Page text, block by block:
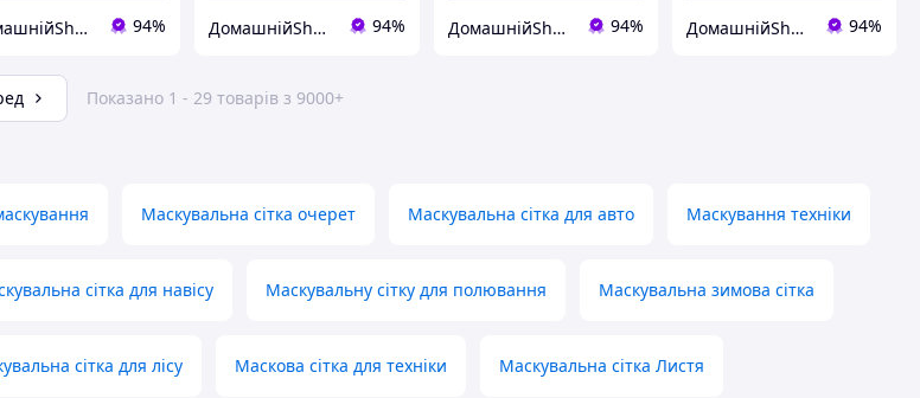
ДомашнійShop🏡✨ - замовлення онлайн не виходячи з дому💕 94% ДомашнійShop🏡✨ - замовлення онлайн не виходячи з дому💕 94% ДомашнійShop🏡✨ - замовлення онлайн не виходячи з дому💕 94% ДомашнійShop🏡✨ - замовлення онлайн не виходячи з дому💕 94%
Показано 1 - 29 товарів з 9000+
Маскувальна сітка очерет Маскувальна сітка для авто Маскування техніки
сітка для навісу Маскувальну сітку для полювання Маскувальна зимова сітка
сітка для лісу Маскова сітка для техніки Маскувальна сітка Листя